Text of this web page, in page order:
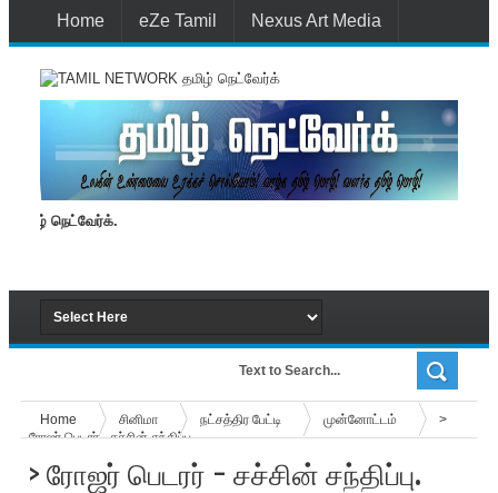
Home eZe Tamil Nexus Art Media
நெட்வேர்க்.
Home சினிமா நட்சத்திர பேட்டி மு‌ன்னோ‌ட்ட‌ம்
>
ரோஜர் பெடர‌ர் - ச‌ச்ச‌ி‌ன் ச‌ந்‌தி‌ப்பு.
> ரோஜர் பெடர‌ர் - ச‌ச்ச‌ி‌ன் ச‌ந்‌தி‌ப்பு.